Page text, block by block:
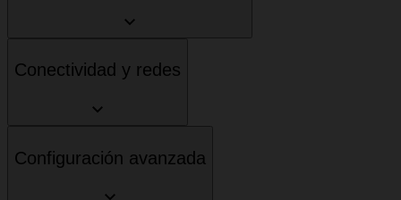
Conectividad y redes
Configuración avanzada